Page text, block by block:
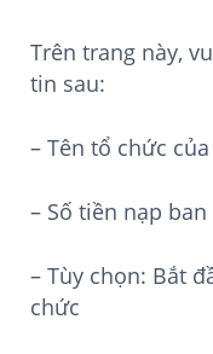
Trên trang này,
tin sau:
– Tên tổ chức
– Số tiền nạp ban
– Tùy chọn: Bắt
chức